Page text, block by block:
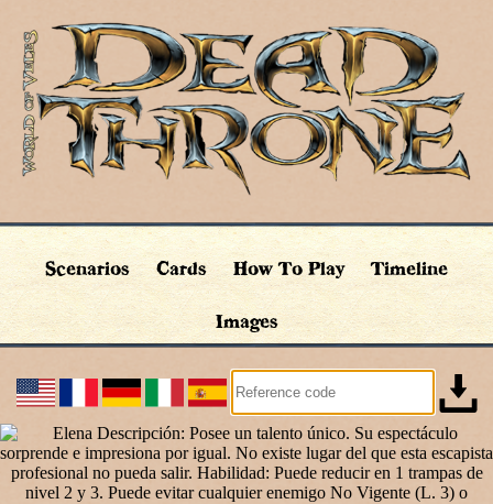
Scenarios Cards How To Play Timeline
Images